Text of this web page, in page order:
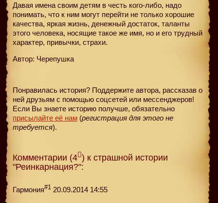
Давая имена своим детям в честь кого-либо, надо
понимать, что к ним могут перейти не только хорошие
качества, яркая жизнь, денежный достаток, таланты
этого человека, носящие такое же имя, но и его трудный
характер, привычки, страхи.
Автор: Черепушка
Понравилась история? Поддержите автора, рассказав о
ней друзьям с помощью соцсетей или мессенджеров!
Если Вы знаете историю получше, обязательно
присылайте её нам (регистрация для этого не
требуется).
Комментарии (4 ) к страшной истории
"Реинкарнация?":
Гармония#1 20.09.2014 14:55